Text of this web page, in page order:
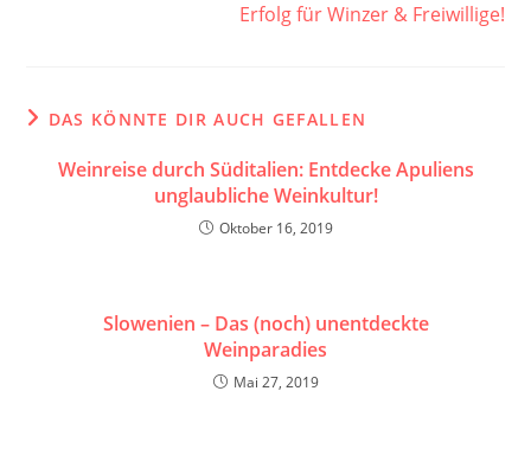
Erfolg für Winzer & Freiwillige!
DAS KÖNNTE DIR AUCH GEFALLEN
Weinreise durch Süditalien: Entdecke Apuliens
unglaubliche Weinkultur!
Oktober 16, 2019
Slowenien – Das (noch) unentdeckte
Weinparadies
Mai 27, 2019